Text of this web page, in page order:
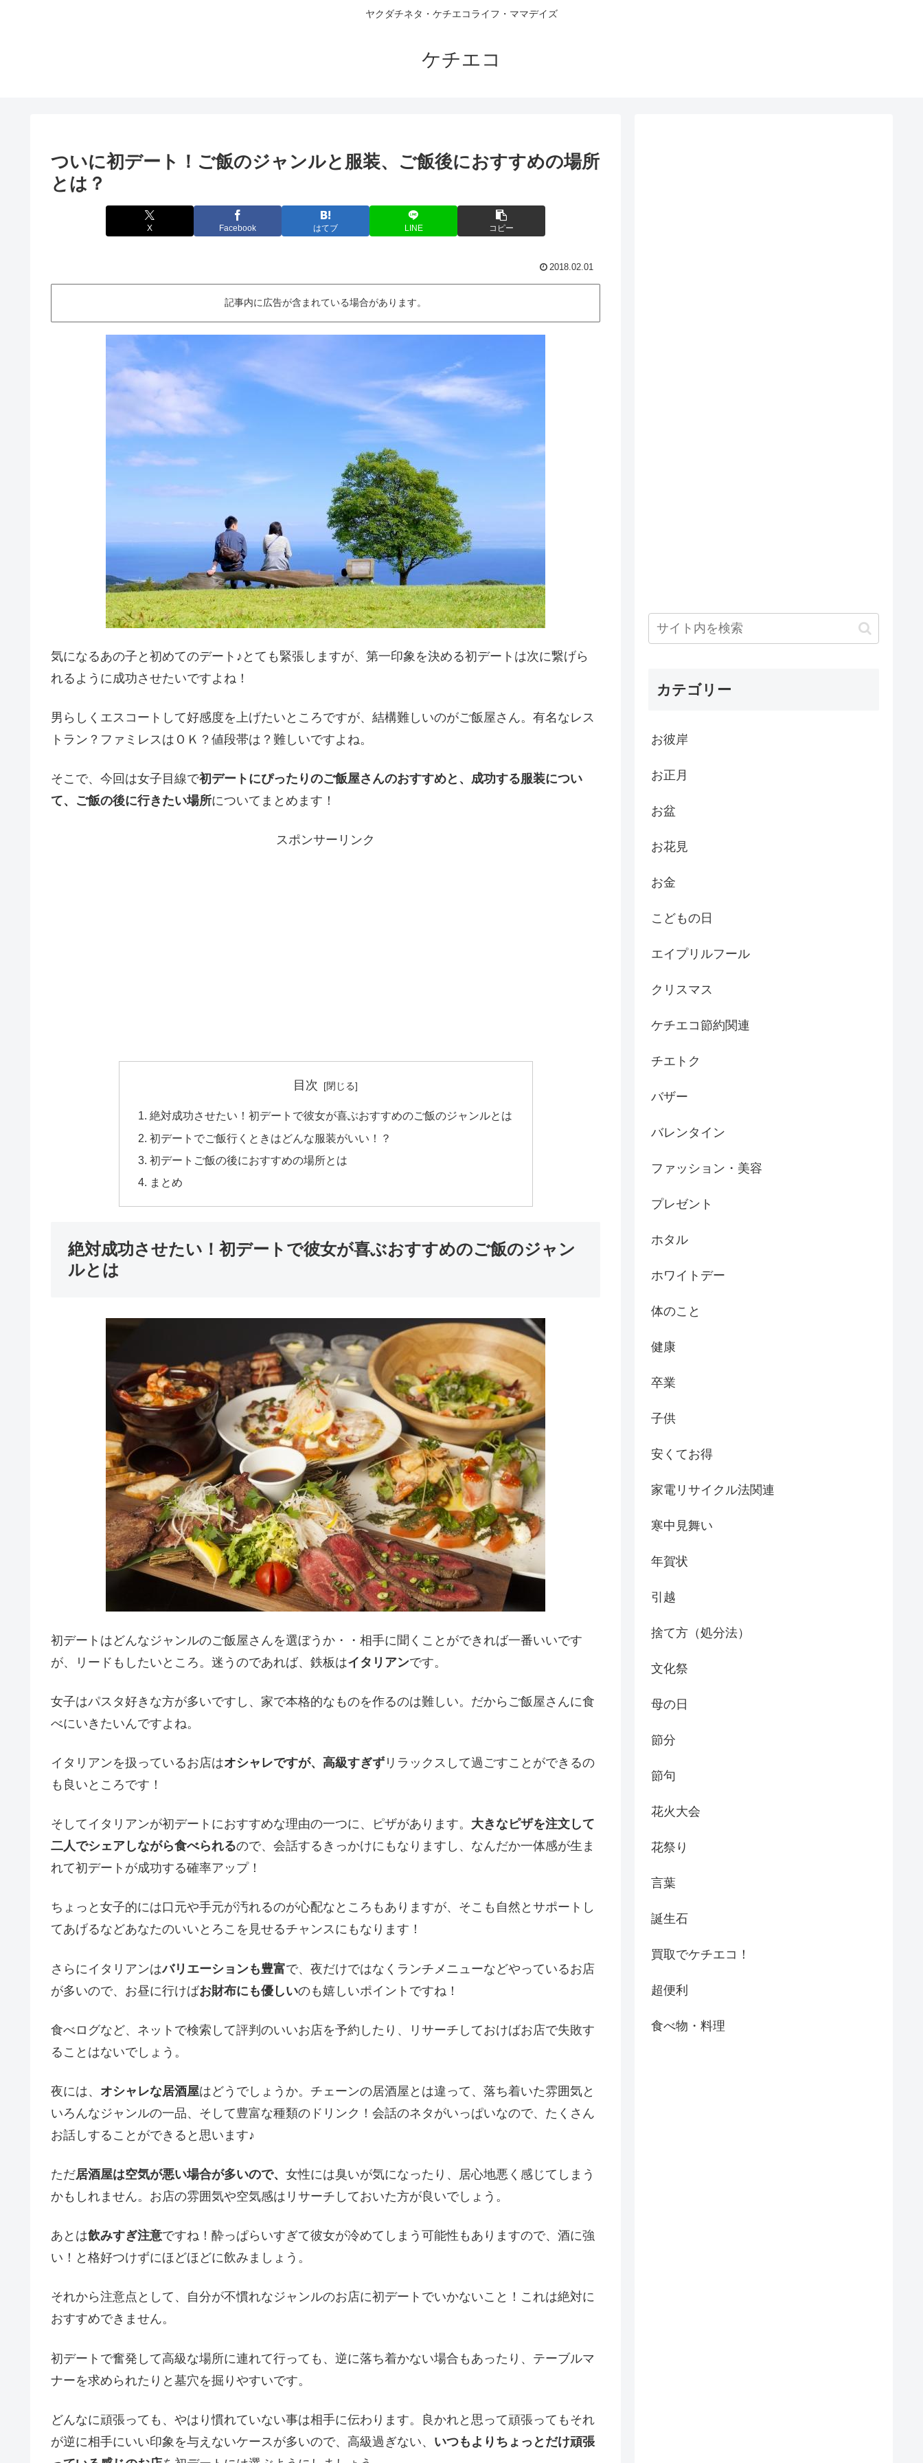
ヤクダチネタ・ケチエコライフ・ママデイズ
ケチエコ
ついに初デート！ご飯のジャンルと服装、ご飯後におすすめの場所
とは？
X Facebook はてブ LINE コピー
2018.02.01
記事内に広告が含まれている場合があります。
気になるあの子と初めてのデート♪とても緊張しますが、第一印象を決める初デートは次に繋げら
れるように成功させたいですよね！
男らしくエスコートして好感度を上げたいところですが、結構難しいのがご飯屋さん。有名なレス
トラン？ファミレスはＯＫ？値段帯は？難しいですよね。
そこで、今回は女子目線で初デートにぴったりのご飯屋さんのおすすめと、成功する服装につい
て、ご飯の後に行きたい場所についてまとめます！
スポンサーリンク
目次
絶対成功させたい！初デートで彼女が喜ぶおすすめのご飯のジャンルとは
初デートでご飯行くときはどんな服装がいい！？
初デートご飯の後におすすめの場所とは
まとめ
絶対成功させたい！初デートで彼女が喜ぶおすすめのご飯のジャン
ルとは
初デートはどんなジャンルのご飯屋さんを選ぼうか・・相手に聞くことができれば一番いいです
が、リードもしたいところ。迷うのであれば、鉄板はイタリアンです。
女子はパスタ好きな方が多いですし、家で本格的なものを作るのは難しい。だからご飯屋さんに食
べにいきたいんですよね。
イタリアンを扱っているお店はオシャレですが、高級すぎずリラックスして過ごすことができるの
も良いところです！
そしてイタリアンが初デートにおすすめな理由の一つに、ピザがあります。 大きなピザを注文して
二人でシェアしながら食べられるので、会話するきっかけにもなりますし、なんだか一体感が生ま
れて初デートが成功する確率アップ！
ちょっと女子的には口元や手元が汚れるのが心配なところもありますが、そこも自然とサポートし
てあげるなどあなたのいいとろこを見せるチャンスにもなります！
さらにイタリアンはバリエーションも豊富で、夜だけではなくランチメニューなどやっているお店
が多いので、お昼に行けばお財布にも優しいのも嬉しいポイントですね！
食べログなど、ネットで検索して評判のいいお店を予約したり、リサーチしておけばお店で失敗す
ることはないでしょう。
夜には、 オシャレな居酒屋はどうでしょうか。チェーンの居酒屋とは違って、落ち着いた雰囲気と
いろんなジャンルの一品、そして豊富な種類のドリンク！会話のネタがいっぱいなので、たくさん
お話しすることができると思います♪
ただ居酒屋は空気が悪い場合が多いので、 女性には臭いが気になったり、居心地悪く感じてしまう
かもしれません。お店の雰囲気や空気感はリサーチしておいた方が良いでしょう。
あとは飲みすぎ注意ですね！酔っぱらいすぎて彼女が冷めてしまう可能性もありますので、酒に強
い！と格好つけずにほどほどに飲みましょう。
それから注意点として、自分が不慣れなジャンルのお店に初デートでいかないこと！これは絶対に
おすすめできません。
初デートで奮発して高級な場所に連れて行っても、逆に落ち着かない場合もあったり、テーブルマ
ナーを求められたりと墓穴を掘りやすいです。
どんなに頑張っても、やはり慣れていない事は相手に伝わります。良かれと思って頑張ってもそれ
が逆に相手にいい印象を与えないケースが多いので、高級過ぎない、 いつもよりちょっとだけ頑張
カテゴリー
お彼岸
お正月
お盆
お花見
お金
こどもの日
エイプリルフール
クリスマス
ケチエコ節約関連
チエトク
バザー
バレンタイン
ファッション・美容
プレゼント
ホタル
ホワイトデー
体のこと
健康
卒業
子供
安くてお得
家電リサイクル法関連
寒中見舞い
年賀状
引越
捨て方（処分法）
文化祭
母の日
節分
節句
花火大会
花祭り
言葉
誕生石
買取でケチエコ！
超便利
食べ物・料理